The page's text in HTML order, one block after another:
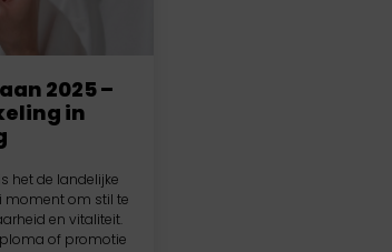
2025 –
in
het de landelijke
moment om stil te
en vitaliteit.
of promotie